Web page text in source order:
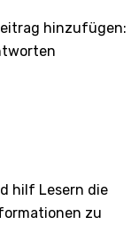
hinzufügen:
hilf Lesern die
zu